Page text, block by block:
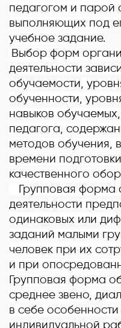
педагогом и парой
выполняющих под
учебное задание.
Выбор форм
деятельности
обучаемости,
обученности,
навыков
педагога,
методов обучения,
времени
качественного
Групповая форма
деятельности
одинаковых или
заданий малыми
человек при их
и при
Групповая форма
среднее звено,
в себе
индивидуальной